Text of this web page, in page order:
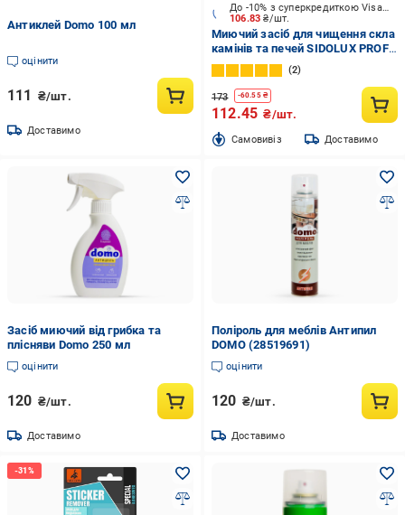
Антиклей Domo 100 мл
оцінити
111 ₴/шт.
Доставимо
106.83₴/шт.
До -10% з суперкредиткою Visa Вигода
Миючий засіб для чищення скла
камінів та печей SIDOLUX PROFI
500 мл
2
173 -60.55₴
112.45 ₴/шт.
Cамовивіз Доставимо
Засіб миючий від грибка та
плісняви Domo 250 мл
оцінити
120 ₴/шт.
Доставимо
Поліроль для меблів Антипил
DOMO (28519691)
оцінити
120 ₴/шт.
Доставимо